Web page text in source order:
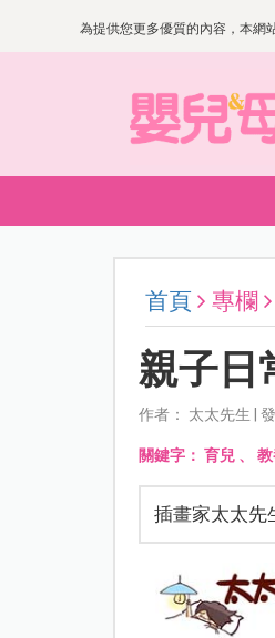
為提供您更多優質的內容，本網
首頁 專欄
親子日
作者： 太太先生 |
關鍵字： 育兒、
插畫家太太先